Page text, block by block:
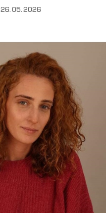
26.05.2026